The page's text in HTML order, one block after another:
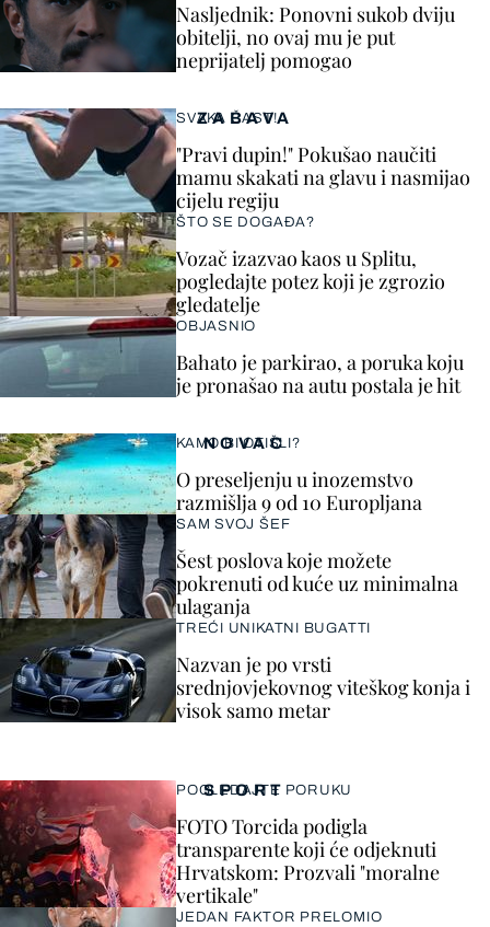
ZABAVA
SVAKA ČAST!
"Pravi dupin!" Pokušao naučiti
mamu skakati na glavu i nasmijao
cijelu regiju
ŠTO SE DOGAĐA?
Vozač izazvao kaos u Splitu,
pogledajte potez koji je zgrozio
gledatelje
OBJASNIO
Bahato je parkirao, a poruka koju
je pronašao na autu postala je hit
SPORT
POGLEDAJTE PORUKU
FOTO Torcida podigla
transparente koji će odjeknuti
Hrvatskom: Prozvali "moralne
vertikale"
JEDAN FAKTOR PRELOMIO
Nasljednik: Ponovni sukob dviju
obitelji, no ovaj mu je put
neprijatelj pomogao
NOVAC
KAMO BI OTIŠLI?
O preseljenju u inozemstvo
razmišlja 9 od 10 Europljana
SAM SVOJ ŠEF
Šest poslova koje možete
pokrenuti od kuće uz minimalna
ulaganja
TREĆI UNIKATNI BUGATTI
Nazvan je po vrsti
srednjovjekovnog viteškog konja i
visok samo metar